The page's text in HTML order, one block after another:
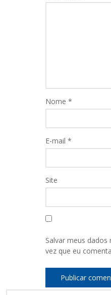
Nome*
E-mail*
Site
Salvar meus
vez que eu